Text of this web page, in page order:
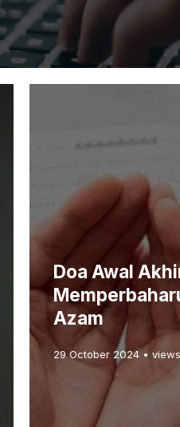
Doa Awal
Azam
29 October 2024 • views